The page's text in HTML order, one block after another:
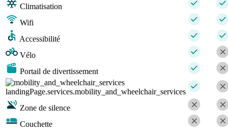
Climatisation
Wifi
Accessibilité
Vélo
Portail de divertissement
landingPage.services.mobility_and_wheelchair_services
Zone de silence
Couchette